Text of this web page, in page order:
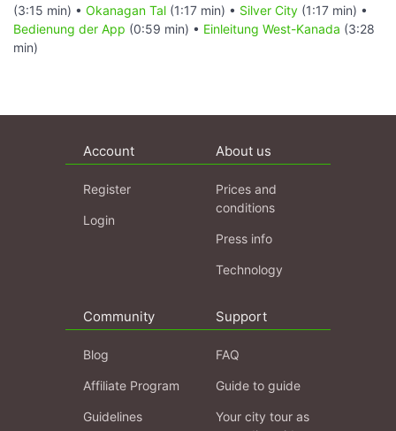
(3:15 min) • Okanagan Tal (1:17 min) • Silver City (1:17 min) •
Bedienung der App (0:59 min) • Einleitung West-Kanada (3:28
min)
Account
Register
Login
About us
Prices and
conditions
Press info
Technology
Community
Blog
Affiliate Program
Guidelines
Support
FAQ
Guide to guide
Your city tour as